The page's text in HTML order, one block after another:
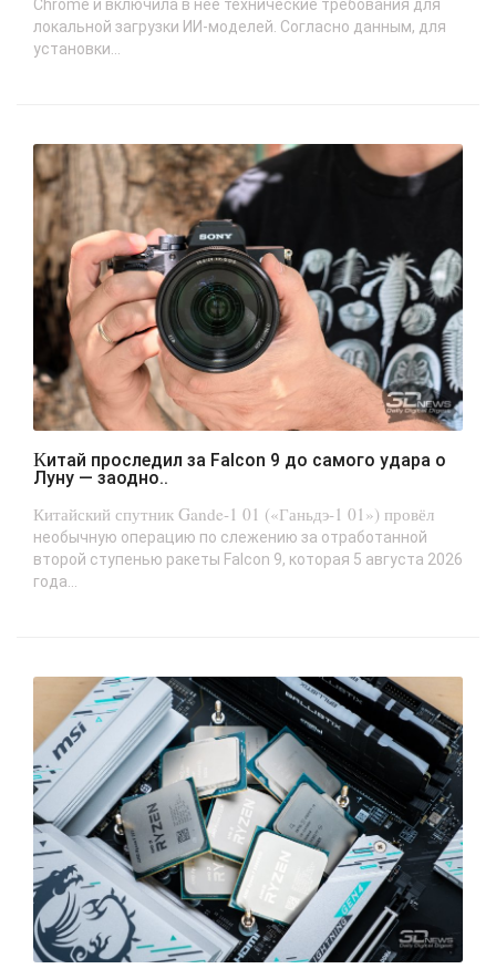
Chrome и включила в неё технические требования для
локальной загрузки ИИ-моделей. Согласно данным, для
установки...
Китай проследил за Falcon 9 до самого удара о
Луну — заодно..
Китайский спутник Gande-1 01 («Ганьдэ-1 01») провёл
необычную операцию по слежению за отработанной
второй ступенью ракеты Falcon 9, которая 5 августа 2026
года...